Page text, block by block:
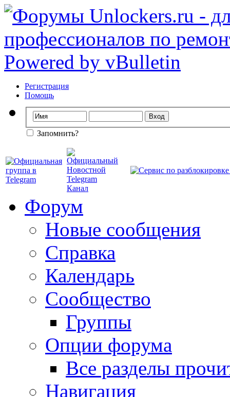
Регистрация
Помощь
Запомнить?
Форум
Новые сообщения
Справка
Календарь
Сообщество
Группы
Опции форума
Все разделы
Навигация